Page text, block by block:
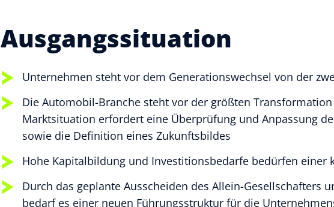
Ausgangssituation
Unternehmen steht vor dem Generationswechsel von der
Die Automobil-Branche steht vor der größten
Marktsituation erfordert eine Überprüfung und Anpassung
sowie die Definition eines Zukunftsbildes
Hohe Kapitalbildung und Investitionsbedarfe bedürfen einer
Durch das geplante Ausscheiden des Allein-Gesellschafters
bedarf es einer neuen Führungsstruktur für die